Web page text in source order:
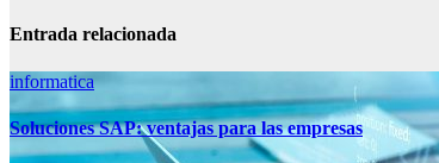
Entrada relacionada
informatica
Soluciones SAP: ventajas para las empresas